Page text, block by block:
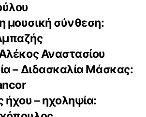
μουσική σύνθεση:
Αναστασίου
– Διδασκαλία Μάσκας:
ήχου – ηχοληψία: